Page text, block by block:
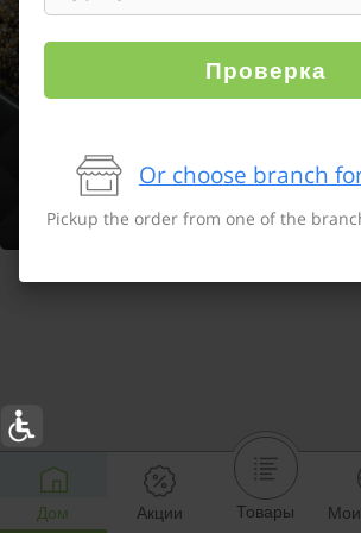
Дом Акции Товары Мои
Проверка
Or choose branch
Pickup the order from one of the